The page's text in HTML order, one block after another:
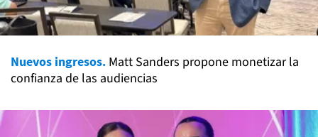
Nuevos ingresos. Matt Sanders propone monetizar la
confianza de las audiencias